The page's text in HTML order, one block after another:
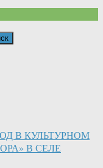
В КУЛЬТУРНОМ
В СЕЛЕ